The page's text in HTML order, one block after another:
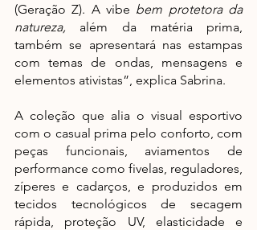
(Geração Z). A vibe bem protetora da
natureza, além da matéria prima,
também se apresentará nas estampas
com temas de ondas, mensagens e
elementos ativistas”, explica Sabrina.
A coleção que alia o visual esportivo
com o casual prima pelo conforto, com
peças funcionais, aviamentos de
performance como fivelas, reguladores,
zíperes e cadarços, e produzidos em
tecidos tecnológicos de secagem
rápida, proteção UV, elasticidade e